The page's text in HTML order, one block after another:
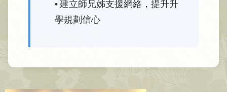
• 建立師兄姊支援網絡，提升升
學規劃信心